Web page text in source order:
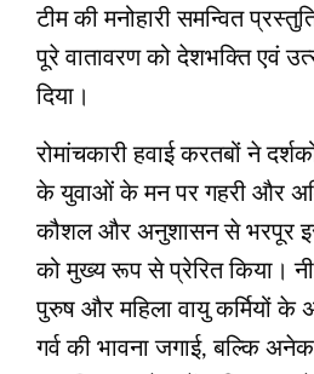
टीम की मनोहारी समन्वित
पूरे वातावरण को देशभक्ति एवं
दिया।
रोमांचकारी हवाई करतबों ने
के युवाओं के मन पर गहरी और
कौशल और अनुशासन से भरपूर इस
को मुख्य रूप से प्रेरित किया।
पुरुष और महिला वायु कर्मियों
गर्व की भावना जगाई, बल्कि